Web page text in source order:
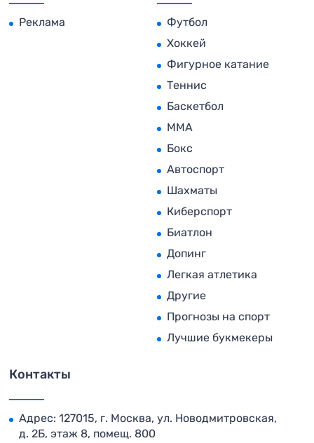
Реклама
Футбол
Хоккей
Фигурное катание
Теннис
Баскетбол
MMA
Бокс
Автоспорт
Шахматы
Киберспорт
Биатлон
Допинг
Легкая атлетика
Другие
Прогнозы на спорт
Лучшие букмекеры
Контакты
Адрес: 127015, г. Москва, ул. Новодмитровская,
д. 2Б, этаж 8, помещ. 800